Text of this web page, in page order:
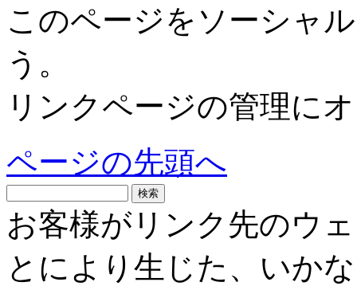
このページをソーシャ
う。
リンクページの管理に
ページの先頭へ
お客様がリンク先のウ
とにより生じた、いか